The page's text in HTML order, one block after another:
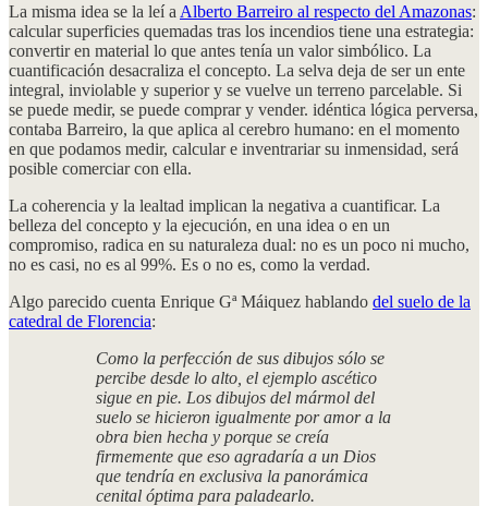
La misma idea se la leí a Alberto Barreiro al respecto del Amazonas:
calcular superficies quemadas tras los incendios tiene una estrategia:
convertir en material lo que antes tenía un valor simbólico. La
cuantificación desacraliza el concepto. La selva deja de ser un ente
integral, inviolable y superior y se vuelve un terreno parcelable. Si
se puede medir, se puede comprar y vender. idéntica lógica perversa,
contaba Barreiro, la que aplica al cerebro humano: en el momento
en que podamos medir, calcular e inventrariar su inmensidad, será
posible comerciar con ella.
La coherencia y la lealtad implican la negativa a cuantificar. La
belleza del concepto y la ejecución, en una idea o en un
compromiso, radica en su naturaleza dual: no es un poco ni mucho,
no es casi, no es al 99%. Es o no es, como la verdad.
Algo parecido cuenta Enrique Gª Máiquez hablando del suelo de la
catedral de Florencia:
Como la perfección de sus dibujos sólo se
percibe desde lo alto, el ejemplo ascético
sigue en pie. Los dibujos del mármol del
suelo se hicieron igualmente por amor a la
obra bien hecha y porque se creía
firmemente que eso agradaría a un Dios
que tendría en exclusiva la panorámica
cenital óptima para paladearlo.